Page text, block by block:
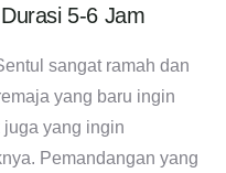
5-6 Jam
sangat ramah dan
yang baru ingin
yang ingin
Pemandangan yang